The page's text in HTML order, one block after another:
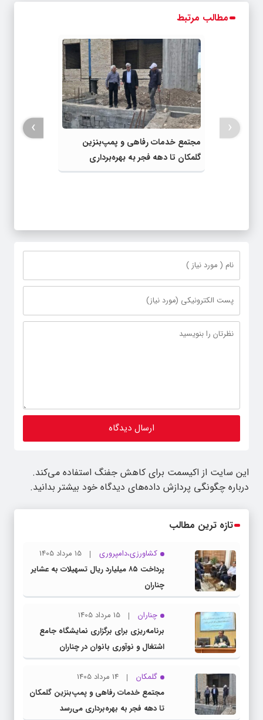
مطالب مرتبط
مجتمع خدمات رفاهی و پمپ‌بنزین
گلمکان تا دهه فجر به بهره‌برداری
می‌رسد
‹
›
این سایت از اکیسمت برای کاهش جفنگ استفاده می‌کند.
درباره چگونگی پردازش داده‌های دیدگاه خود بیشتر بدانید.
تازه ترین مطالب
کشاورزی،دامپروری
15 مرداد 1405
پرداخت ۸۵ میلیارد ریال تسهیلات به عشایر
چناران
چناران
15 مرداد 1405
برنامه‌ریزی برای برگزاری نمایشگاه جامع
اشتغال و نوآوری بانوان در چناران
گلمکان
14 مرداد 1405
مجتمع خدمات رفاهی و پمپ‌بنزین گلمکان
تا دهه فجر به بهره‌برداری می‌رسد